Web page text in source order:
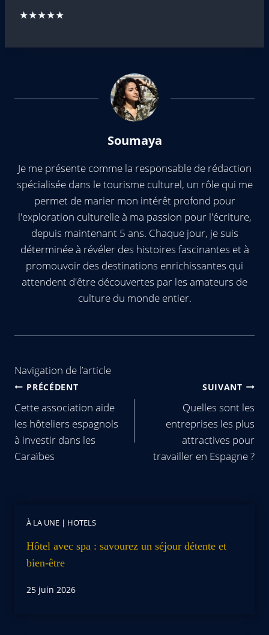
★★★★★
Soumaya
Je me présente comme la responsable de rédaction
spécialisée dans le tourisme culturel, un rôle qui me
permet de marier mon intérêt profond pour
l'exploration culturelle à ma passion pour l'écriture,
depuis maintenant 5 ans. Chaque jour, je suis
déterminée à révéler des histoires fascinantes et à
promouvoir des destinations enrichissantes qui
attendent d'être découvertes par les amateurs de
culture du monde entier.
Navigation de l’article
PRÉCÉDENT
Cette association aide
les hôteliers espagnols
à investir dans les
Caraïbes
SUIVANT
Quelles sont les
entreprises les plus
attractives pour
travailler en Espagne ?
À LA UNE | HOTELS
Hôtel avec spa : savourez un séjour détente et
bien-être
25 juin 2026